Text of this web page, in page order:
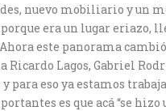
nuevo mobiliario y un
porque era un lugar
este panorama
Ricardo Lagos, Gabriel
para eso ya estamos
es que acá “se